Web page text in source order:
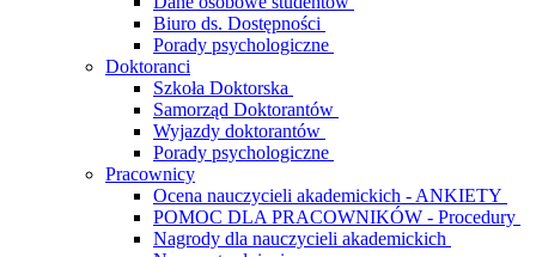
Biuro ds. Dostępności
Porady psychologiczne
Doktoranci
Szkoła Doktorska
Samorząd Doktorantów
Wyjazdy doktorantów
Porady psychologiczne
Pracownicy
Ocena nauczycieli akademickich - ANKIETY
POMOC DLA PRACOWNIKÓW - Procedury
Nagrody dla nauczycieli akademickich